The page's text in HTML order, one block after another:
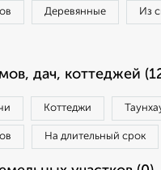
Деревянные Из
дач, коттеджей
Коттеджи
На длительный срок